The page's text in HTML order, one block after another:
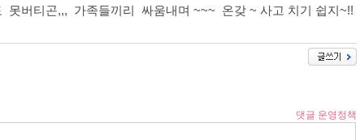
버티곤,,, 가족들끼리 싸움내며 ~~~ 온갖 ~ 사고 치기 쉽지~!!